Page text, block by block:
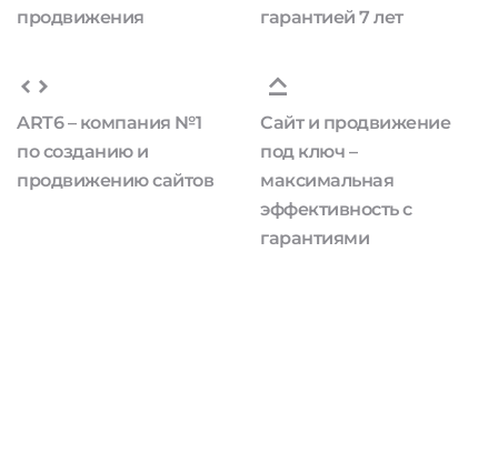
продвижения
гарантией 7 лет
ART6 – компания №1
по созданию и
продвижению сайтов
Сайт и продвижение
под ключ –
максимальная
эффективность с
гарантиями